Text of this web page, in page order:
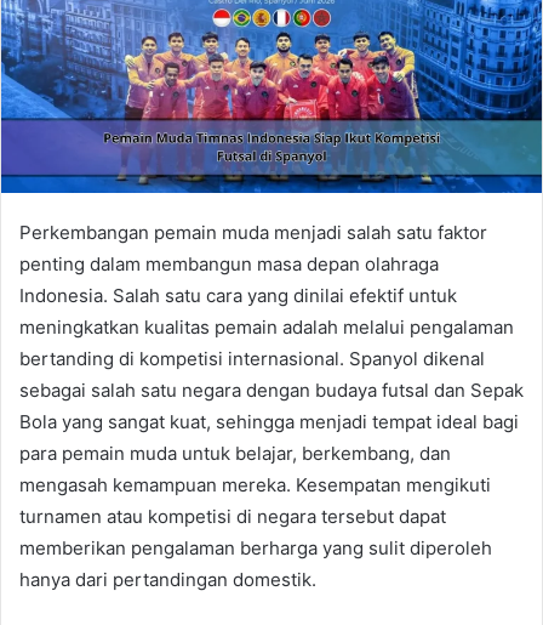
Perkembangan pemain muda menjadi salah satu faktor
penting dalam membangun masa depan olahraga
Indonesia. Salah satu cara yang dinilai efektif untuk
meningkatkan kualitas pemain adalah melalui pengalaman
bertanding di kompetisi internasional. Spanyol dikenal
sebagai salah satu negara dengan budaya futsal dan Sepak
Bola yang sangat kuat, sehingga menjadi tempat ideal bagi
para pemain muda untuk belajar, berkembang, dan
mengasah kemampuan mereka. Kesempatan mengikuti
turnamen atau kompetisi di negara tersebut dapat
memberikan pengalaman berharga yang sulit diperoleh
hanya dari pertandingan domestik.